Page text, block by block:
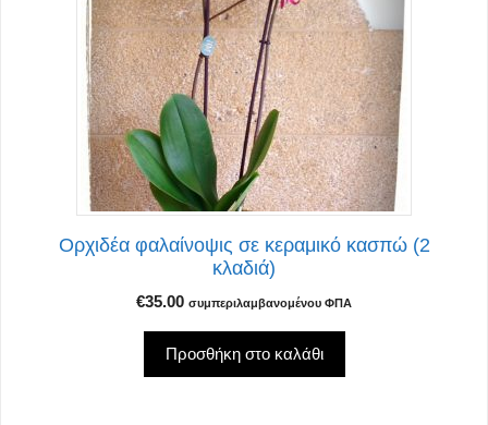
Ορχιδέα φαλαίνοψις σε κεραμικό κασπώ (2
κλαδιά)
€35.00 συμπεριλαμβανομένου ΦΠΑ
Προσθήκη στο καλάθι